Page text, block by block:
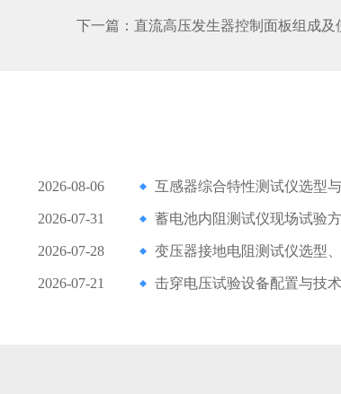
下一篇： 直流高压发生器控制面板组成及
2026-08-06 互感器综合特性测试仪选型
2026-07-31 蓄电池内阻测试仪现场试验
2026-07-28 变压器接地电阻测试仪选型
2026-07-21 击穿电压试验设备配置与技